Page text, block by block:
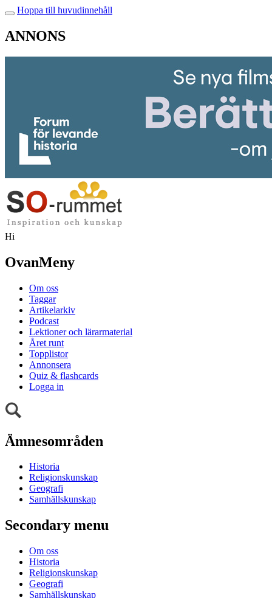
Hoppa till huvudinnehåll
ANNONS
Hi
OvanMeny
Om oss
Taggar
Artikelarkiv
Podcast
Lektioner och lärarmaterial
Året runt
Topplistor
Annonsera
Quiz & flashcards
Logga in
Ämnesområden
Historia
Religionskunskap
Geografi
Samhällskunskap
Secondary menu
Om oss
Historia
Religionskunskap
Geografi
Samhällskunskap